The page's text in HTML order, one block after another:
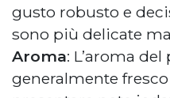
gusto robusto e
sono più delicate
Aroma: L’aroma
generalmente